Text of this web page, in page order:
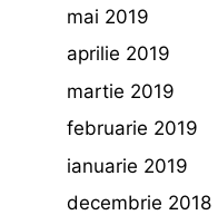
mai 2019
aprilie 2019
martie 2019
februarie 2019
ianuarie 2019
decembrie 2018